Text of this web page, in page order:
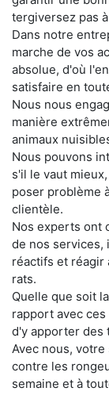
tergiversez pas
Dans notre
marche de vos
absolue, d'où
satisfaire en
Nous nous
manière
animaux
Nous pouvons
s'il le vaut
poser problème
clientèle.
Nos experts ont
de nos services,
réactifs et réagir
rats.
Quelle que soit
rapport avec
d'y apporter des
Avec nous,
contre les
semaine et à